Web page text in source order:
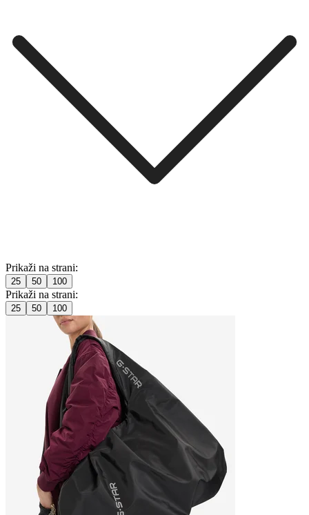
Prikaži na strani:
25 50 100
Prikaži na strani:
25 50 100